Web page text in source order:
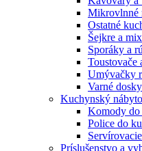
Mikrovlnné
Ostatné
Šejkre a
Sporáky a
Toustovače
Umývačky
Varné dosky
Kuchynský
Komody do
Police do
Príslušenstvo a